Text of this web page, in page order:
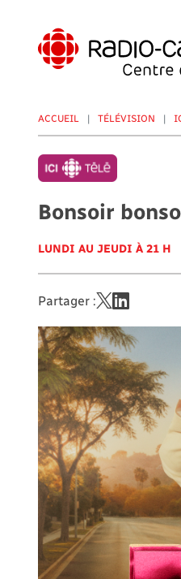
contenu
principal
ACCUEIL TÉLÉVISION
Bonsoir
LUNDI AU JEUDI À 21 H
Partager :